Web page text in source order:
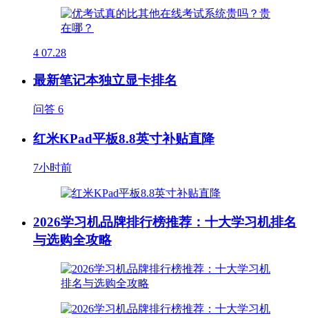
4 07.28
最新笔记本独立显卡排名
问答 6
红米KPad平板8.8英寸补贴直降
7小时前
2026学习机品牌排行榜推荐：十大学习机排名
与选购全攻略